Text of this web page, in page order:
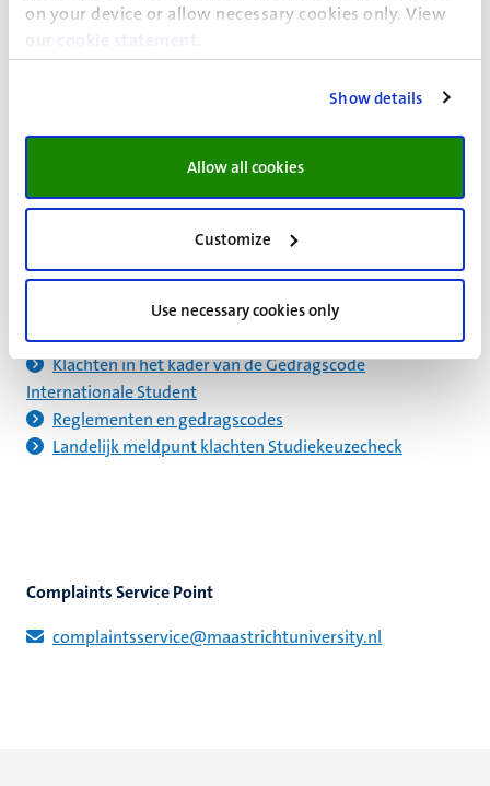
on your device or allow necessary cookies only. View
our
cookie statement
Show details
Allow all cookies
Customize
Use necessary cookies only
Klachtenregelingen
De facultaire klachtencommissies werken allemaal
vragen bij de faculteit. De servicecentra en Maastricht
en Servicecentra.
Ongewenst gedrag melden
Klachten in het kader van de Gedragscode
Internationale Student
Reglementen en gedragscodes
Landelijk meldpunt klachten Studiekeuzecheck
Complaints Service Point
complaintsservice@maastrichtuniversity.nl